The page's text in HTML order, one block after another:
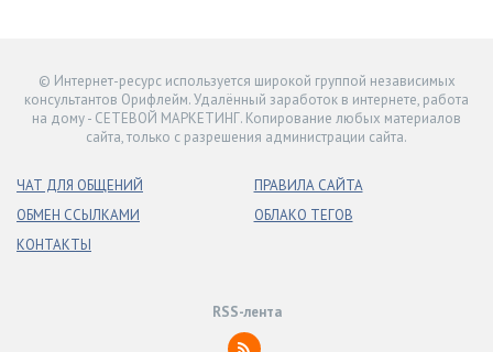
© Интернет-ресурс используется широкой группой независимых
консультантов Орифлейм. Удалённый заработок в интернете, работа
на дому - СЕТЕВОЙ МАРКЕТИНГ. Копирование любых материалов
сайта, только с разрешения администрации сайта.
ЧАТ ДЛЯ ОБЩЕНИЙ
ОБМЕН ССЫЛКАМИ
КОНТАКТЫ
ПРАВИЛА САЙТА
ОБЛАКО ТЕГОВ
RSS-лента